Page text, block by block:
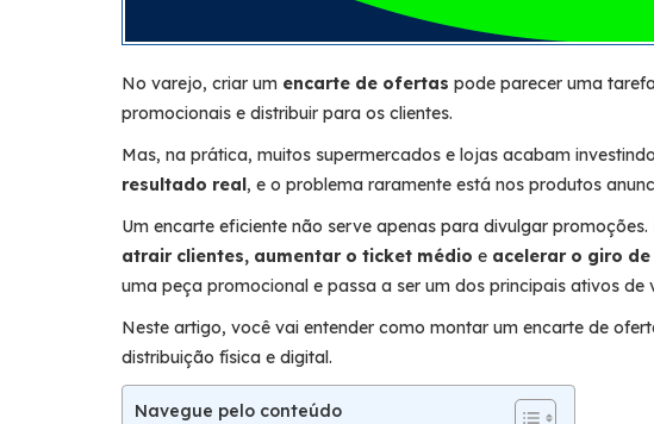
No varejo, criar um encarte de ofertas pode parecer uma
promocionais e distribuir para os clientes.
Mas, na prática, muitos supermercados e lojas acabam
resultado real, e o problema raramente está nos produtos
Um encarte eficiente não serve apenas para divulgar
atrair clientes, aumentar o ticket médio e acelerar o giro
uma peça promocional e passa a ser um dos principais ativos de
Neste artigo, você vai entender como montar um encarte de
distribuição física e digital.
Navegue pelo conteúdo